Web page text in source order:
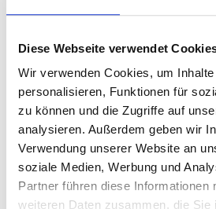
Diese Webseite verwendet
Wir verwenden Cookies, um
personalisieren, Funktionen für
zu können und die Zugriffe auf
analysieren. Außerdem geben wir
Verwendung unserer Website an
soziale Medien, Werbung und
Partner führen diese Informationen
weiteren Daten zusammen, die Sie
Recht Gesellschaftsrecht
BGH stärkt die
Managementbeteiligungen